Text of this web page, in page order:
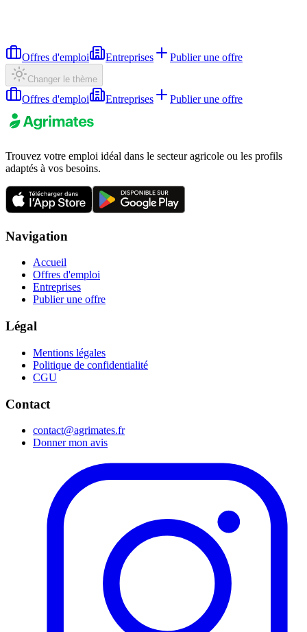
Offres d'emploi Entreprises Publier une offre
Changer le thème
Offres d'emploi Entreprises Publier une offre
Trouvez votre emploi idéal dans le secteur agricole ou les profils
adaptés à vos besoins.
Navigation
Accueil
Offres d'emploi
Entreprises
Publier une offre
Légal
Mentions légales
Politique de confidentialité
CGU
Contact
contact@agrimates.fr
Donner mon avis